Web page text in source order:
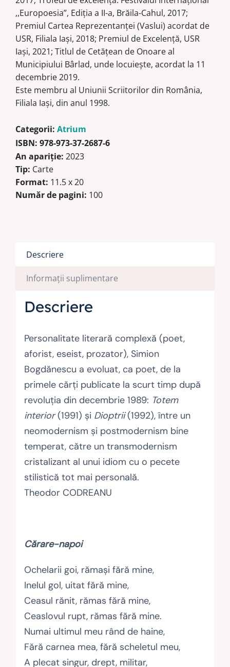
,,Europoesia”, Ediţia a II-a, Brăila-Cahul, 2017;
Premiul Cartea Reprezentanţei (Vaslui) acordat de
USR, Filiala Iaşi, 2018; Premiul de Excelenţă, USR
Iaşi, 2021; Titlul de Cetăţean de Onoare al
Municipiului Bârlad, unde locuieşte, acordat la 11
decembrie 2019.
Este membru al Uniunii Scriitorilor din România,
Filiala Iaşi, din anul 1998.
Categorii: Atrium
ISBN: 978-973-37-2687-6
An apariție: 2023
Tip: Carte
Format: 11.5 x 20
Număr de pagini: 100
Descriere
Informații suplimentare
Descriere
Personalitate literară complexă (poet,
aforist, eseist, prozator), Simion
Bogdănescu a evoluat, ca poet, de la
primele cărţi publicate la scurt timp după
revoluţia din decembrie 1989: Totem
interior(1991) şi Dioptrii(1992), între un
neomodernism şi postmodernism bine
temperat, către un transmodernism
cristalizant al unui idiom cu o pecete
stilistică tot mai personală.
Theodor CODREANU
Cărare-napoi
Ochelarii goi, rămaşi fără mine,
Inelul gol, uitat fără mine,
Ceasul rănit, rămas fără mine,
Ceaslovul rupt, rămas fără mine.
Numai ultimul meu rând de haine,
Fără carnea mea, fără scheletul meu,
A plecat singur, drept, militar,